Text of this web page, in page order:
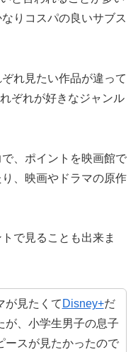
りコスパの良いサブス
れ見たい作品が違って
ぞれが好きなジャンル
、ポイントを映画館で
、映画やドラマの原作
で見ることも出来ま
が見たくて Disney+だ
が、小学生男子の息子
ースが見たかったので